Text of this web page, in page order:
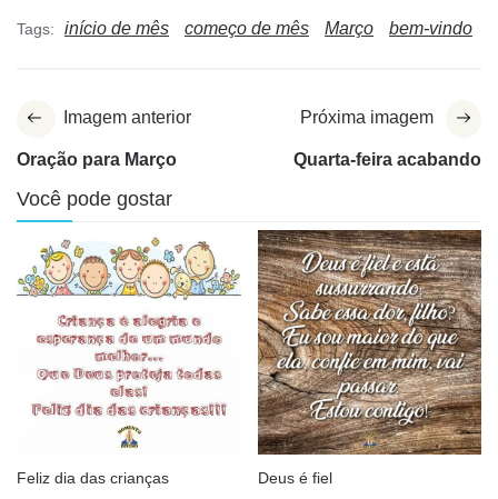
Tags: início de mês começo de mês Março bem-vindo
Imagem anterior
Oração para Março
Próxima imagem
Quarta-feira acabando
Você pode gostar
Feliz dia das crianças Deus é fiel